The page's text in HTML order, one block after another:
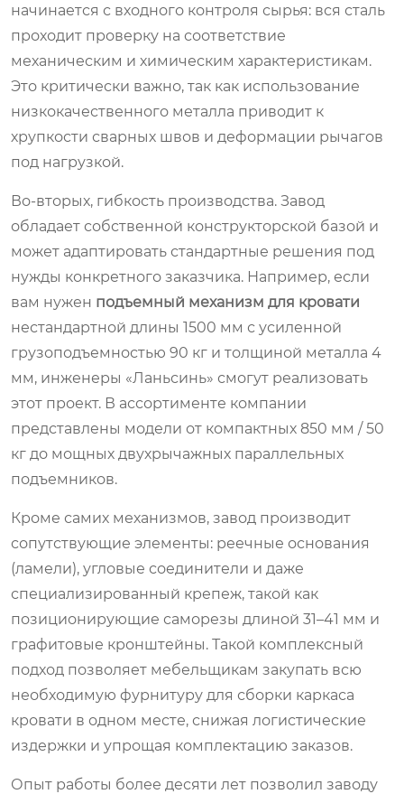
начинается с входного контроля сырья: вся сталь
проходит проверку на соответствие
механическим и химическим характеристикам.
Это критически важно, так как использование
низкокачественного металла приводит к
хрупкости сварных швов и деформации рычагов
под нагрузкой.
Во-вторых, гибкость производства. Завод
обладает собственной конструкторской базой и
может адаптировать стандартные решения под
нужды конкретного заказчика. Например, если
вам нужен подъемный механизм для кровати
нестандартной длины 1500 мм с усиленной
грузоподъемностью 90 кг и толщиной металла 4
мм, инженеры «Ланьсинь» смогут реализовать
этот проект. В ассортименте компании
представлены модели от компактных 850 мм / 50
кг до мощных двухрычажных параллельных
подъемников.
Кроме самих механизмов, завод производит
сопутствующие элементы: реечные основания
(ламели), угловые соединители и даже
специализированный крепеж, такой как
позиционирующие саморезы длиной 31–41 мм и
графитовые кронштейны. Такой комплексный
подход позволяет мебельщикам закупать всю
необходимую фурнитуру для сборки каркаса
кровати в одном месте, снижая логистические
издержки и упрощая комплектацию заказов.
Опыт работы более десяти лет позволил заводу